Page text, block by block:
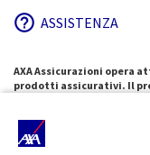
ASSISTENZA
AXA Assicurazioni opera
prodotti assicurativi. Il
fondamentali per la
tariffazione. Le
possono comportare